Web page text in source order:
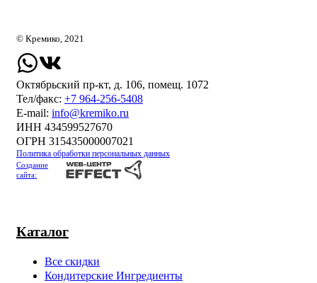
Каталог
Все скидки
Кондитерские Ингредиенты
© Кремико, 2021
Октябрьский пр-кт, д. 106, помещ. 1072
Тел/факс: +7 964-256-5408
Е-mail: info@kremiko.ru
ИНН 434599527670
ОГРН 315435000007021
Политика обработки персональных данных
Создание
сайта: